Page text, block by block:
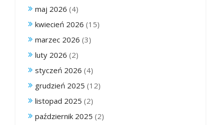
maj 2026 (4)
kwiecień 2026 (15)
marzec 2026 (3)
luty 2026 (2)
styczeń 2026 (4)
grudzień 2025 (12)
listopad 2025 (2)
październik 2025 (2)